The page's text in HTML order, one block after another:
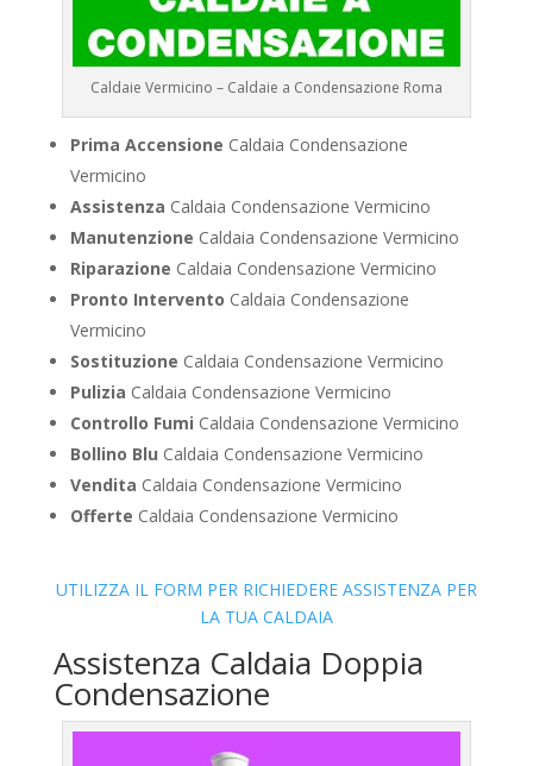
Caldaie Vermicino – Caldaie a Condensazione Roma
Prima Accensione Caldaia Condensazione
Vermicino
Assistenza Caldaia Condensazione Vermicino
Manutenzione Caldaia Condensazione Vermicino
Riparazione Caldaia Condensazione Vermicino
Pronto Intervento Caldaia Condensazione
Vermicino
Sostituzione Caldaia Condensazione Vermicino
Pulizia Caldaia Condensazione Vermicino
Controllo Fumi Caldaia Condensazione Vermicino
Bollino Blu Caldaia Condensazione Vermicino
Vendita Caldaia Condensazione Vermicino
Offerte Caldaia Condensazione Vermicino
UTILIZZA IL FORM PER RICHIEDERE ASSISTENZA PER
LA TUA CALDAIA
Assistenza Caldaia Doppia
Condensazione